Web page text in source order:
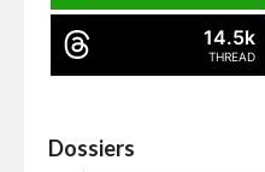
14.5k
THREAD
Dossiers